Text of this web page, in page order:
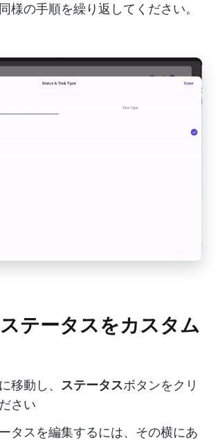
様の手順を繰り返してください。
テータスをカスタム
移動し、 ステータスボタンをクリ
さい
タスを編集するには、その横にあ